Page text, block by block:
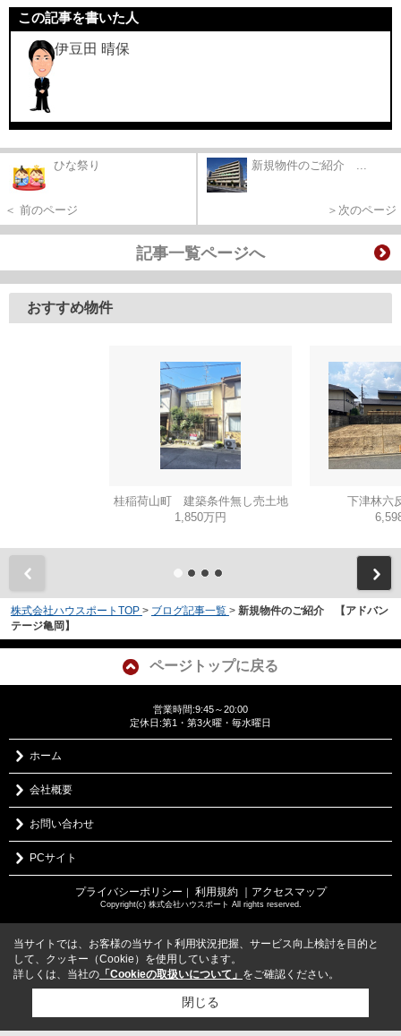
この記事を書いた人
伊豆田 晴保
ひな祭り
＜ 前のページ
新規物件のご紹介 ...
＞次のページ
記事一覧ページへ
おすすめ物件
桂稲荷山町 建築条件無し売土地
1,850万円
下津林六
株式会社ハウスポートTOP > ブログ記事一覧 > 新規物件のご紹介 【アドバン
テージ亀岡】
ページトップに戻る
営業時間:9:45～20:00
定休日:第1・第3火曜・毎水曜日
ホーム
会社概要
お問い合わせ
PCサイト
プライバシーポリシー ｜ 利用規約 ｜アクセスマップ
Copyright(c) 株式会社ハウスポート All rights reserved.
当サイトでは、お客様の当サイト利用状況把握、サービス向上検討を目的と
して、クッキー（Cookie）を使用しています。
詳しくは、当社の 「Cookieの取扱いについて」 をご確認ください。
閉じる